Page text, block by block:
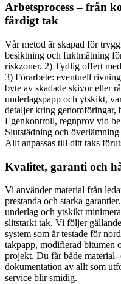
Arbetsprocess – från
färdigt tak
Vår metod är skapad för
besiktning och fuktmätning
riskzoner. 2) Tydlig offert
3) Förarbete: eventuell
byte av skadade skivor eller
underlagspapp och ytskikt,
detaljer kring genomföringar,
Egenkontroll, regnprov vid
Slutstädning och
Allt anpassas till ditt taks
Kvalitet, garanti och
Vi använder material från
prestanda och starka
underlag och ytskikt
slitstarkt tak. Vi följer
system som är testade för
takpapp, modifierad bitumen
projekt. Du får både
dokumentation av allt som
service blir smidig.